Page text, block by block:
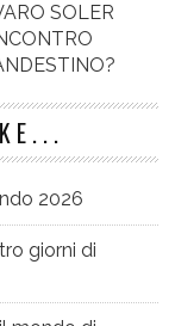
SOLER
2026
giorni di